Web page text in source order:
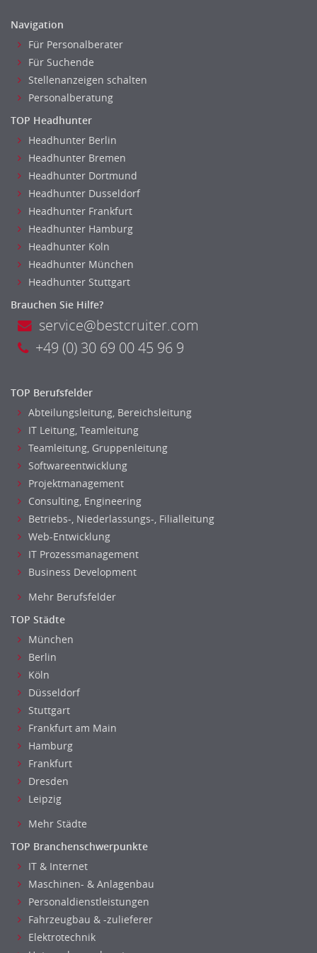
rec2rec
Recruiting, Personalmarketing
Referent
Anwaltschaft
Justiziariat, Rechtsabteilung
Notar-, Justizfachangestellter, Anwaltsfachgehilfe
Notariat
Richter, Justizbeamte
Analyst
Anlageberatung, Vermögensberatung
Asset-/Fonds-Management
Sicherheit
Banken, Finanzdienstleister und Versicherungen Finanzen
Firmenkundengeschäft
Investment-Banking
Kreditanalyse
Mergers & Acquisitions
Privatkundengeschäft
Mathematik, Produkt, Statistik
Versicherung: Sachbearbeitung
Berufsschule
Erwachsenenbildung
Erzieher
Kindergarten, KiTa, Vorschule
Bildung & Soziales Leitung, Teamleitung
Sozialarbeit
Fotografie, Video
Grafik- und Kommunikationsdesign
Medien-, Screen-, Webdesign
Modedesign, Schmuckdesign
Produktdesign, Industriedesign
Theater, Schauspiel, Musik, Tanz
Beschaffungslogistik
Disposition
Entsorgungslogistik
Fuhrparkmanagement
Lagerlogistik
Einkauf, Materialwirtschaft & Logistik Leitung, Teamleitung
Versicherungen
Naturwissenschaften & Forschung
Navigation
Für Personalberater
Für Suchende
Stellenanzeigen schalten
Personalberatung
TOP Headhunter
Headhunter Berlin
Headhunter Bremen
Headhunter Dortmund
Headhunter Dusseldorf
Headhunter Frankfurt
Headhunter Hamburg
Headhunter Koln
Headhunter München
Headhunter Stuttgart
Brauchen Sie Hilfe?
service@bestcruiter.com
+49 (0) 30 69 00 45 96 9
TOP Berufsfelder
Abteilungsleitung, Bereichsleitung
IT Leitung, Teamleitung
Teamleitung, Gruppenleitung
Softwareentwicklung
Projektmanagement
Consulting, Engineering
Betriebs-, Niederlassungs-, Filialleitung
Web-Entwicklung
IT Prozessmanagement
Business Development
Mehr Berufsfelder
TOP Städte
München
Berlin
Köln
Düsseldorf
Stuttgart
Frankfurt am Main
Hamburg
Frankfurt
Dresden
Leipzig
Mehr Städte
TOP Branchenschwerpunkte
IT & Internet
Maschinen- & Anlagenbau
Personaldienstleistungen
Fahrzeugbau & -zulieferer
Elektrotechnik